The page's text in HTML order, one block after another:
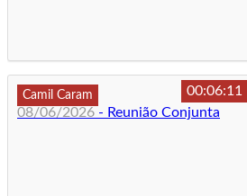
Camil Caram
00:06:11
08/06/2026 - Reunião Conjunta